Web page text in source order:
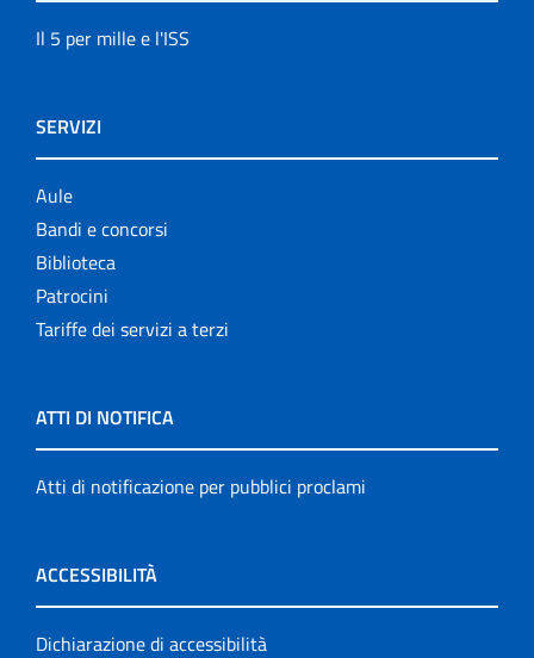
Il 5 per mille e l'ISS
SERVIZI
Aule
Bandi e concorsi
Biblioteca
Patrocini
Tariffe dei servizi a terzi
ATTI DI NOTIFICA
Atti di notificazione per pubblici proclami
ACCESSIBILITÀ
Dichiarazione di accessibilità